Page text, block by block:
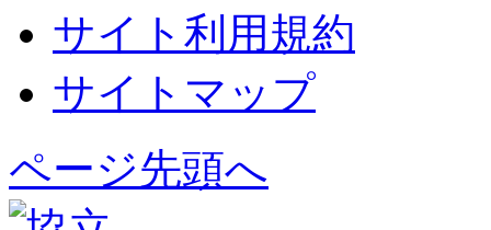
サイト利用規約
サイトマップ
ページ先頭へ